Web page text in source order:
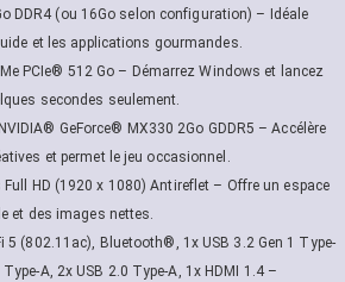
DDR4 (ou 16Go selon configuration) – Idéale
et les applications gourmandes.
PCIe® 512 Go – Démarrez Windows et lancez
secondes seulement.
GeForce® MX330 2Go GDDR5 – Accélère
et permet le jeu occasionnel.
HD (1920 x 1080) Antireflet – Offre un espace
et des images nettes.
5 (802.11ac), Bluetooth®, 1x USB 3.2 Gen 1 Type-
Type-A, 2x USB 2.0 Type-A, 1x HDMI 1.4 –